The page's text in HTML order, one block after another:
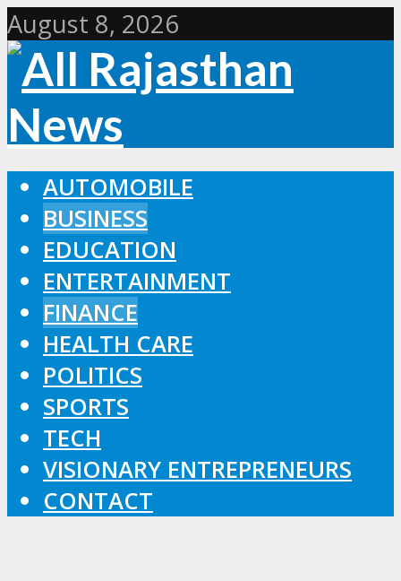
August 8, 2026
AUTOMOBILE
BUSINESS
EDUCATION
ENTERTAINMENT
FINANCE
HEALTH CARE
POLITICS
SPORTS
TECH
VISIONARY ENTREPRENEURS
CONTACT